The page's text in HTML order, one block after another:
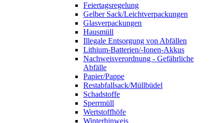
Feiertagsregelung
Gelber Sack/Leichtverpackungen
Glasverpackungen
Hausmüll
Illegale Entsorgung von Abfällen
Lithium-Batterien/-Ionen-Akkus
Nachweisverordnung - Gefährliche
Abfälle
Papier/Pappe
Restabfallsack/Müllbüdel
Schadstoffe
Sperrmüll
Wertstoffhöfe
Winterhinweis